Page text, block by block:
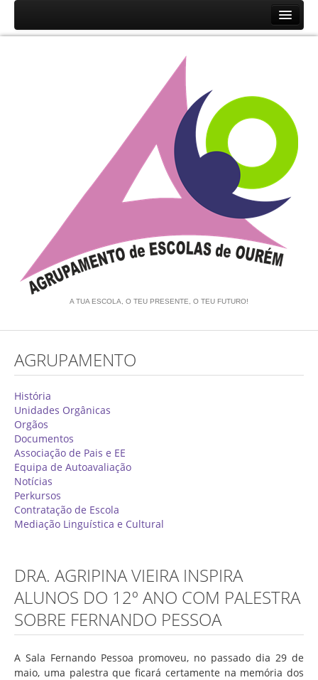
Unidades Orgânicas
Documentos
Associação de Pais e EE
Equipa de Autoavaliação
Notícias
Alunos
Oferta Formativa 2026/2027
Matrículas
Critérios Específicos de Avaliação
Ensino Profissionalizante
Horários
Educação Especial
Atividades do 1º Ciclo
Clubes & Projetos
Exames
Erasmus+
A TUA ESCOLA, O TEU PRESENTE, O TEU FUTURO!
AGRUPAMENTO
História
Unidades Orgânicas
Orgãos
Documentos
Associação de Pais e EE
Equipa de Autoavaliação
Notícias
Perkursos
Contratação de Escola
Mediação Linguística e Cultural
DRA. AGRIPINA VIEIRA INSPIRA
ALUNOS DO 12º ANO COM PALESTRA
SOBRE FERNANDO PESSOA
A Sala Fernando Pessoa promoveu, no passado dia 29 de
maio, uma palestra que ficará certamente na memória dos